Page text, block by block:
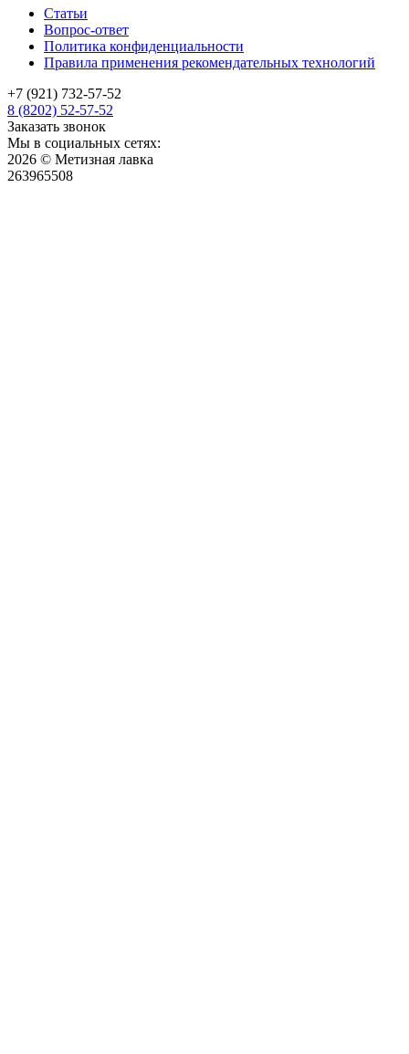
Статьи
Вопрос-ответ
Политика конфиденциальности
Правила применения рекомендательных технологий
+7 (921) 732-57-52
8 (8202) 52-57-52
Заказать звонок
Мы в социальных сетях:
2026 © Метизная лавка
263965508